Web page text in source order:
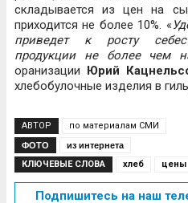
складывается из цен на
приходится не более 10%. «
приведет к росту
продукции не более чем
оранизации Юрий
хлебобулочные изделия в
АВТОР по материалам СМИ
ФОТО из интернета
КЛЮЧЕВЫЕ СЛОВА хлеб цены
Подпишитесь на наш